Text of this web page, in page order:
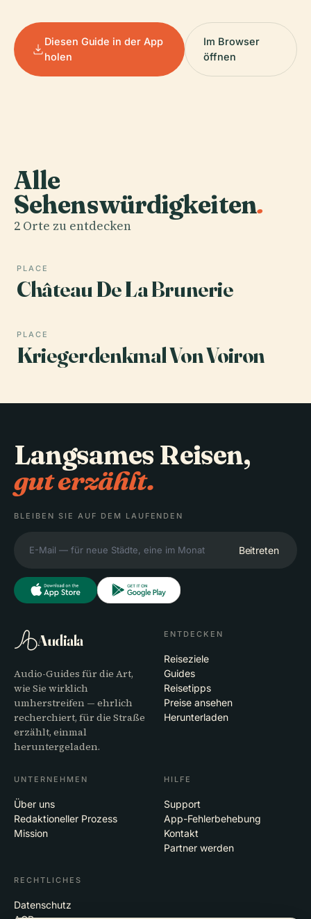
Diesen Guide in der App
holen
Im Browser
öffnen
Alle
Sehenswürdigkeiten.
2 Orte zu entdecken
PLACE
Château De La Brunerie
PLACE
Kriegerdenkmal Von Voiron
Langsames Reisen,
gut erzählt.
BLEIBEN SIE AUF DEM LAUFENDEN
Beitreten
Audiala
Audio-Guides für die Art,
wie Sie wirklich
umherstreifen — ehrlich
recherchiert, für die Straße
erzählt, einmal
heruntergeladen.
ENTDECKEN
Reiseziele
Guides
Reisetipps
Preise ansehen
Herunterladen
UNTERNEHMEN
Über uns
Redaktioneller Prozess
Mission
HILFE
Support
App-Fehlerbehebung
Kontakt
Partner werden
RECHTLICHES
Datenschutz